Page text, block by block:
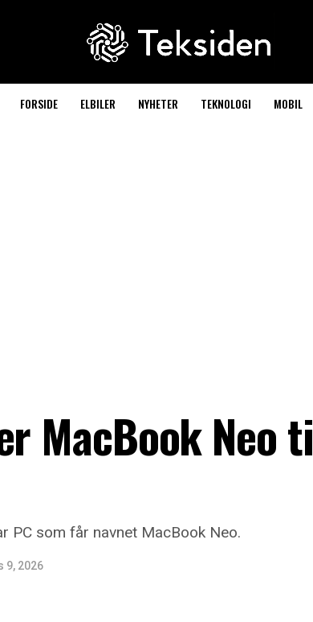
FORSIDE ELBILER NYHETER TEKNOLOGI MOBIL
MacBook Neo
PC som får navnet MacBook Neo.
9, 2026